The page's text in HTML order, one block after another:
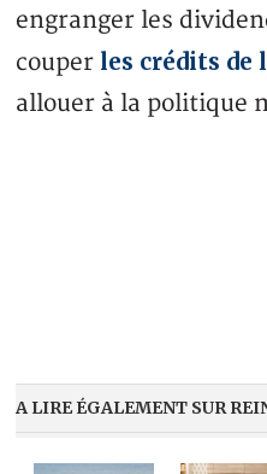
engranger les
couper les crédits de
allouer à la politique
A LIRE ÉGALEMENT SUR